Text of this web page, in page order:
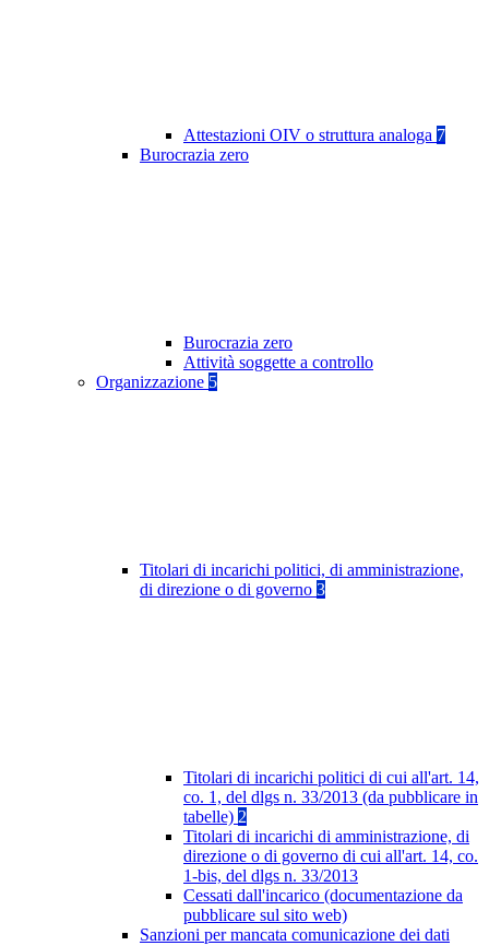
Attestazioni OIV o struttura analoga 7
Burocrazia zero
Burocrazia zero
Attività soggette a controllo
Organizzazione 5
Titolari di incarichi politici, di amministrazione,
di direzione o di governo 3
Titolari di incarichi politici di cui all'art. 14,
co. 1, del dlgs n. 33/2013 (da pubblicare in
tabelle) 2
Titolari di incarichi di amministrazione, di
direzione o di governo di cui all'art. 14, co.
1-bis, del dlgs n. 33/2013
Cessati dall'incarico (documentazione da
pubblicare sul sito web)
Sanzioni per mancata comunicazione dei dati